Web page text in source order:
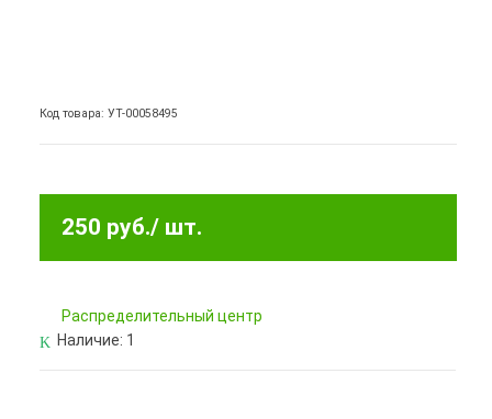
Код товара: УТ-00058495
250 руб./ шт.
Pаспределительный центр
Наличие: 1